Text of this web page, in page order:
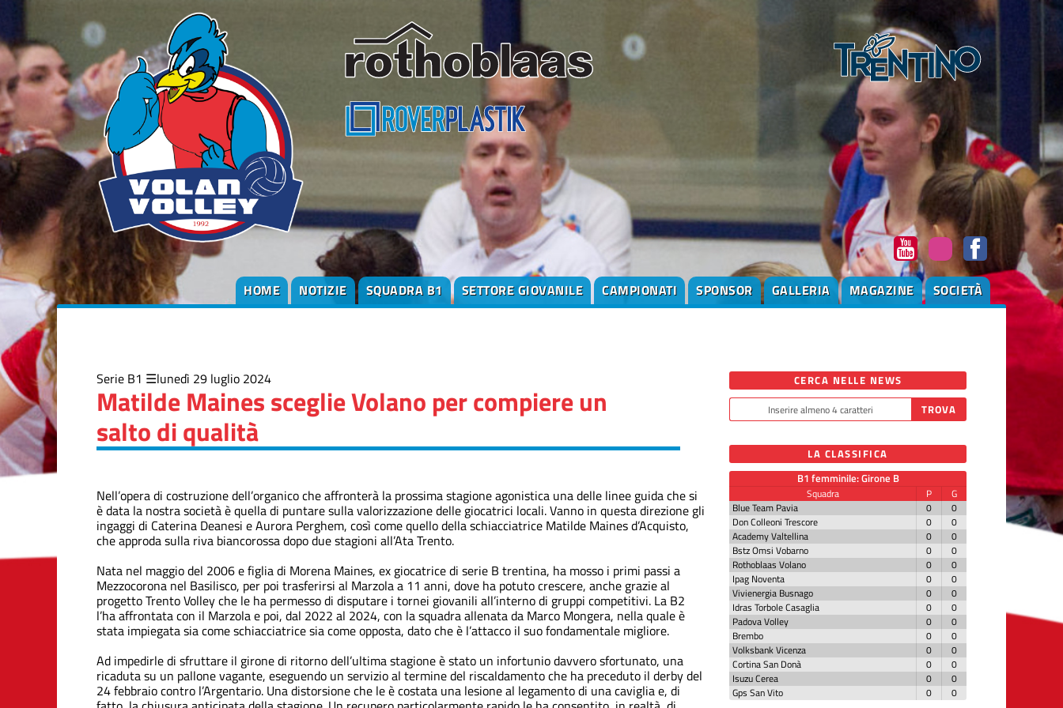
HOME NOTIZIE SQUADRA B1 SETTORE GIOVANILE CAMPIONATI SPONSOR GALLERIA MAGAZINE SOCIETÀ
Serie B1 lunedì 29 luglio 2024
Matilde Maines sceglie Volano per compiere un
salto di qualità
Nell’opera di costruzione dell’organico che affronterà la prossima stagione agonistica una delle linee guida che si
è data la nostra società è quella di puntare sulla valorizzazione delle giocatrici locali. Vanno in questa direzione gli
ingaggi di Caterina Deanesi e Aurora Perghem, così come quello della schiacciatrice Matilde Maines d’Acquisto,
che approda sulla riva biancorossa dopo due stagioni all’Ata Trento.
Nata nel maggio del 2006 e figlia di Morena Maines, ex giocatrice di serie B trentina, ha mosso i primi passi a
Mezzocorona nel Basilisco, per poi trasferirsi al Marzola a 11 anni, dove ha potuto crescere, anche grazie al
progetto Trento Volley che le ha permesso di disputare i tornei giovanili all’interno di gruppi competitivi. La B2
l’ha affrontata con il Marzola e poi, dal 2022 al 2024, con la squadra allenata da Marco Mongera, nella quale è
stata impiegata sia come schiacciatrice sia come opposta, dato che è l’attacco il suo fondamentale migliore.
Ad impedirle di sfruttare il girone di ritorno dell’ultima stagione è stato un infortunio davvero sfortunato, una
ricaduta su un pallone vagante, eseguendo un servizio al termine del riscaldamento che ha preceduto il derby del
24 febbraio contro l’Argentario. Una distorsione che le è costata una lesione al legamento di una caviglia e, di
notizie:
Altre
squadre
Serie B1
Serie B2
Società
CERCA NELLE NEWS
LA CLASSIFICA
B1 femminile: Girone B
Squadra P
G
Blue Team Pavia
0
0
Don Colleoni Trescore
0
0
Academy Valtellina
0
0
Bstz Omsi Vobarno
0
0
Rothoblaas Volano
0
0
Ipag Noventa
0
0
Vivienergia Busnago
0
0
Idras Torbole Casaglia
0
0
Padova Volley
0
0
Brembo
0
0
Volksbank Vicenza
0
0
Cortina San Donà
0
0
Isuzu Cerea
0
0
Gps San Vito
0 0